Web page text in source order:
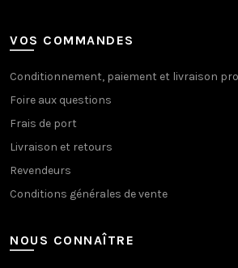
VOS COMMANDES
Conditionnement, paiement et livraison
Foire aux questions
Frais de port
Livraison et retours
Revendeurs
Conditions générales de vente
NOUS CONNAÎTRE